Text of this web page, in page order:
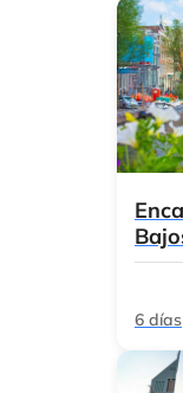
6 días